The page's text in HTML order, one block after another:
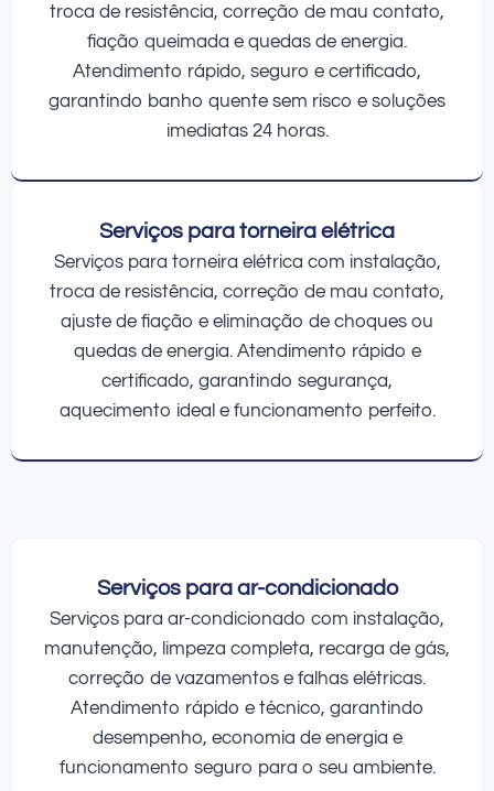
troca de resistência, correção de mau contato,
fiação queimada e quedas de energia.
Atendimento rápido, seguro e certificado,
garantindo banho quente sem risco e soluções
imediatas 24 horas.
Serviços para torneira elétrica
Serviços para torneira elétrica com instalação,
troca de resistência, correção de mau contato,
ajuste de fiação e eliminação de choques ou
quedas de energia. Atendimento rápido e
certificado, garantindo segurança,
aquecimento ideal e funcionamento perfeito.
Serviços para ar-condicionado
Serviços para ar-condicionado com instalação,
manutenção, limpeza completa, recarga de gás,
correção de vazamentos e falhas elétricas.
Atendimento rápido e técnico, garantindo
desempenho, economia de energia e
funcionamento seguro para o seu ambiente.